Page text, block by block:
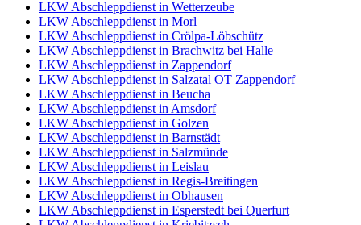
LKW Abschleppdienst in Wetterzeube
LKW Abschleppdienst in Morl
LKW Abschleppdienst in Crölpa-Löbschütz
LKW Abschleppdienst in Brachwitz bei Halle
LKW Abschleppdienst in Zappendorf
LKW Abschleppdienst in Salzatal OT Zappendorf
LKW Abschleppdienst in Beucha
LKW Abschleppdienst in Amsdorf
LKW Abschleppdienst in Golzen
LKW Abschleppdienst in Barnstädt
LKW Abschleppdienst in Salzmünde
LKW Abschleppdienst in Leislau
LKW Abschleppdienst in Regis-Breitingen
LKW Abschleppdienst in Obhausen
LKW Abschleppdienst in Esperstedt bei Querfurt